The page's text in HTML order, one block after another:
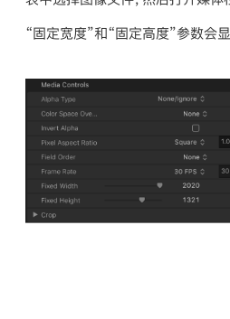
“固定宽度”和“固定高度”参数会